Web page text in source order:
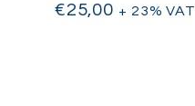
€25,00 + 23% VAT